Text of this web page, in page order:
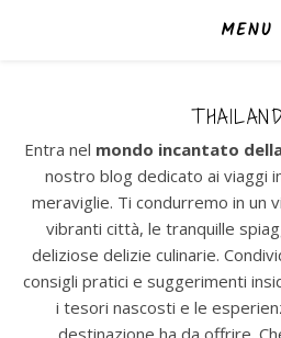
MENU
Entra nel mondo incantato
nostro blog dedicato ai viaggi
meraviglie. Ti condurremo in un
vibranti città, le tranquille
deliziose delizie culinarie.
consigli pratici e suggerimenti
i tesori nascosti e le
destinazione ha da offrire.